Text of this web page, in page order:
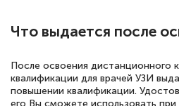
оперативно связались
специалисты, ответили
интересующие вопросы
двух…
Что выдается после
После освоения дистанционного
квалификации для врачей УЗИ
повышении квалификации.
его Вы сможете использовать